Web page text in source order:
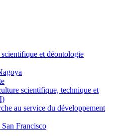
et déontologie
scientifique, technique et
au service du développement
Francisco